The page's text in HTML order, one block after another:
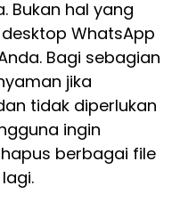
Bukan hal yang
WhatsApp
Bagi sebagian
jika
tidak diperlukan
ingin
berbagai file